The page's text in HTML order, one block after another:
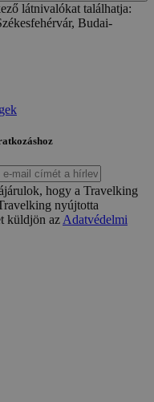
látnivalókat találhatja:
Budai-
hogy a Travelking
nyújtotta
küldjön az Adatvédelmi